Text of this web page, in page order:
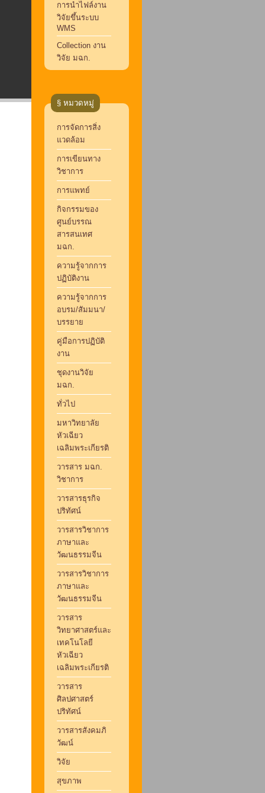
การนำไฟล์งาน
วิจัยขึ้นระบบ
WMS
Collection งาน
วิจัย มฉก.
§ หมวดหมู่
การจัดการสิ่ง
แวดล้อม
การเขียนทาง
วิชาการ
การแพทย์
กิจกรรมของ
ศูนย์บรรณ
สารสนเทศ
มฉก.
ความรู้จากการ
ปฏิบัติงาน
ความรู้จากการ
อบรม/สัมมนา/
บรรยาย
คู่มือการปฏิบัติ
งาน
ชุดงานวิจัย
มฉก.
ทั่วไป
มหาวิทยาลัย
หัวเฉียว
เฉลิมพระเกียรติ
วารสาร มฉก.
วิชาการ
วารสารธุรกิจ
ปริทัศน์
วารสารวิชาการ
ภาษาและ
วัฒนธรรมจีน
วารสารวิชาการ
ภาษาและ
วัฒนธรรมจีน
วารสาร
วิทยาศาสตร์และ
เทคโนโลยี
หัวเฉียว
เฉลิมพระเกียรติ
วารสาร
ศิลปศาสตร์
ปริทัศน์
วารสารสังคมภิ
วัฒน์
วิจัย
สุขภาพ